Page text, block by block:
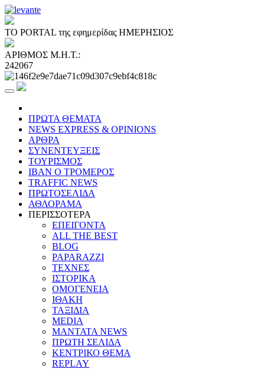
ΤΟ PORTAL της εφημερίδας ΗΜΕΡΗΣΙΟΣ
ΑΡΙΘΜΟΣ Μ.Η.Τ.:
242067
ΠΡΩΤΑ ΘΕΜΑΤΑ
NEWS EXPRESS & OPINIONS
ΑΡΘΡΑ
ΣΥΝΕΝΤΕΥΞΕΙΣ
ΤΟΥΡΙΣΜΟΣ
ΙΒΑΝ Ο ΤΡΟΜΕΡΟΣ
TRAFFIC NEWS
ΠΡΩΤΟΣΕΛΙΔΑ
ΑΘΛΟΡΑΜΑ
ΠΕΡΙΣΣΟΤΕΡΑ
ΕΠΕΙΓΟΝΤΑ
ALL THE BEST
BLOG
PAPARAZZI
ΤΕΧΝΕΣ
ΙΣΤΟΡΙΚΑ
ΟΜΟΓΕΝΕΙΑ
ΙΘΑΚΗ
ΤΑΞΙΔΙΑ
MEDIA
MANTATA NEWS
ΠΡΩΤΗ ΣΕΛΙΔΑ
ΚΕΝΤΡΙΚΟ ΘΕΜΑ
REPLAY